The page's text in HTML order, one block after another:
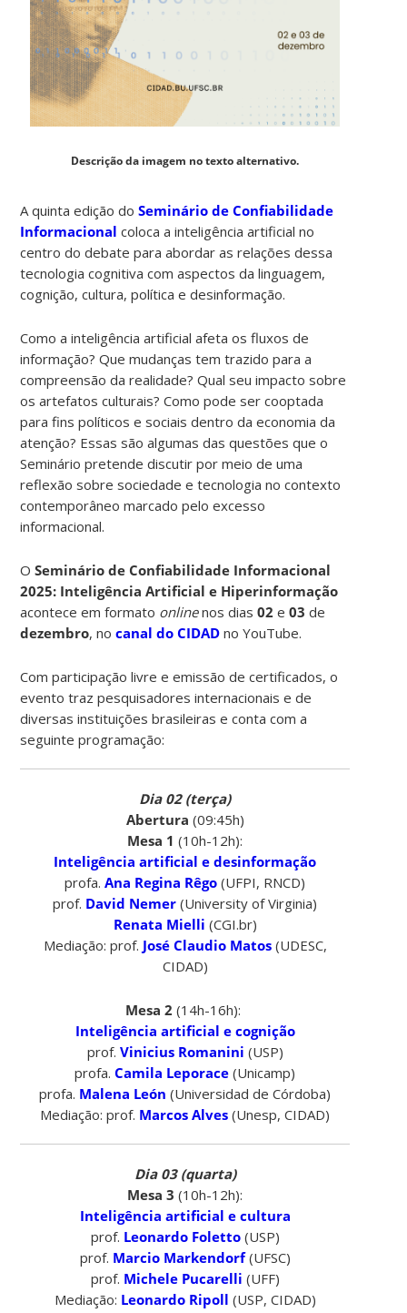
Descrição da imagem no texto alternativo.
A quinta edição doSeminário de Confiabilidade
Informacional coloca a inteligência artificial no
centro do debate para abordar as relações dessa
tecnologia cognitiva com aspectos da linguagem,
cognição, cultura, política e desinformação.
Como a inteligência artificial afeta os fluxos de
informação? Que mudanças tem trazido para a
compreensão da realidade? Qual seu impacto sobre
os artefatos culturais? Como pode ser cooptada
para fins políticos e sociais dentro da economia da
atenção? Essas são algumas das questões que o
Seminário pretende discutir por meio de uma
reflexão sobre sociedade e tecnologia no contexto
contemporâneo marcado pelo excesso
informacional.
OSeminário de Confiabilidade Informacional
2025: Inteligência Artificial e Hiperinformação
acontece em formato onlinenos dias02 e03 de
dezembro, nocanal do CIDAD no YouTube.
Com participação livre e emissão de certificados, o
evento traz pesquisadores internacionais e de
diversas instituições brasileiras e conta com a
seguinte programação:
Dia 02 (terça)
Abertura (09:45h)
Mesa 1 (10h-12h):
Inteligência artificial e desinformação
profa.Ana Regina Rêgo (UFPI, RNCD)
prof. David Nemer (University of Virginia)
Renata Mielli (CGI.br)
Mediação: prof. José Claudio Matos(UDESC,
CIDAD)
Mesa 2 (14h-16h):
Inteligência artificial e cognição
prof. Vinicius Romanini (USP)
profa.Camila Leporace (Unicamp)
profa. Malena León (Universidad de Córdoba)
Mediação: prof. Marcos Alves (Unesp, CIDAD)
Dia 03 (quarta)
Mesa 3 (10h-12h):
Inteligência artificial e cultura
prof. Leonardo Foletto(USP)
prof. Marcio Markendorf(UFSC)
prof. Michele Pucarelli (UFF)
Mediação: Leonardo Ripoll (USP, CIDAD)